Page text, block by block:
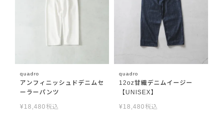
quadro
アンフィニッシュドデニムセ
ーラーパンツ
¥18,480 税込
quadro
12oz甘織デニムイージー
【UNISEX】
¥18,480 税込